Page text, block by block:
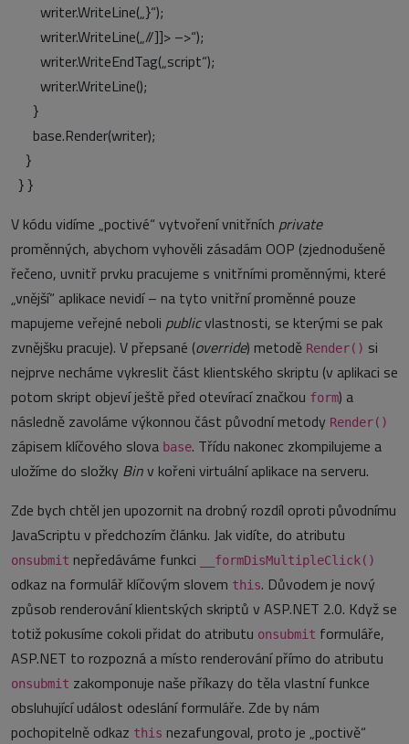
writer.WriteLine(„}“);
writer.WriteLine(„//]]> –>“);
writer.WriteEndTag(„script“);
writer.WriteLine();
}
base.Render(writer);
}
} }
V kódu vidíme „poctivé“ vytvoření vnitřních private
proměnných, abychom vyhověli zásadám OOP (zjednodušeně
řečeno, uvnitř prvku pracujeme s vnitřními proměnnými, které
„vnější“ aplikace nevidí – na tyto vnitřní proměnné pouze
mapujeme veřejné neboli publicvlastnosti, se kterými se pak
zvnějšku pracuje). V přepsané (override) metodě Render() si
nejprve necháme vykreslit část klientského skriptu (v aplikaci se
potom skript objeví ještě před otevírací značkou form) a
následně zavoláme výkonnou část původní metody Render()
zápisem klíčového slova base. Třídu nakonec zkompilujeme a
uložíme do složky Binv kořeni virtuální aplikace na serveru.
Zde bych chtěl jen upozornit na drobný rozdíl oproti původnímu
JavaScriptu v předchozím článku. Jak vidíte, do atributu
onsubmit nepředáváme funkci __formDisMultipleClick()
odkaz na formulář klíčovým slovem this. Důvodem je nový
způsob renderování klientských skriptů v ASP.NET 2.0. Když se
totiž pokusíme cokoli přidat do atributu onsubmit formuláře,
ASP.NET to rozpozná a místo renderování přímo do atributu
onsubmit zakomponuje naše příkazy do těla vlastní funkce
obsluhující událost odeslání formuláře. Zde by nám
pochopitelně odkaz this nezafungoval, proto je „poctivě“